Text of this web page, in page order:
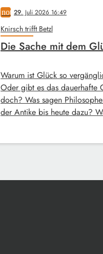
notes29. Juli 2026 16:49
Knirsch trifft Betzl
Die Sache mit dem
Warum ist Glück so
Oder gibt es das dauerhafte
doch? Was sagen
der Antike bis heute dazu?